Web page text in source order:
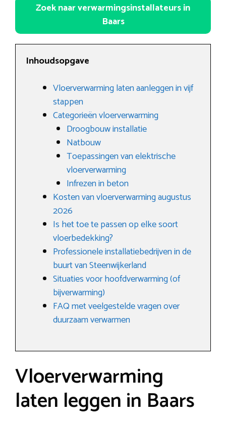
Zoek naar verwarmingsinstallateurs in
Baars
Inhoudsopgave
Vloerverwarming laten aanleggen in vijf
stappen
Categorieën vloerverwarming
Droogbouw installatie
Natbouw
Toepassingen van elektrische
vloerverwarming
Infrezen in beton
Kosten van vloerverwarming augustus
2026
Is het toe te passen op elke soort
vloerbedekking?
Professionele installatiebedrijven in de
buurt van Steenwijkerland
Situaties voor hoofdverwarming (of
bijverwarming)
FAQ met veelgestelde vragen over
duurzaam verwarmen
Vloerverwarming
laten leggen in Baars